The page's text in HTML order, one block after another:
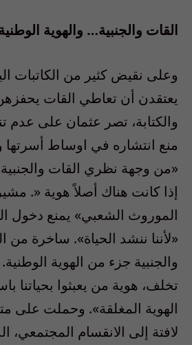
القات والجنبية… والهوية
وعلى نقيض كثير من الكاتبات
يعتقدن أن تعاطي القات
والكتابة، تصر عثمان على عدم
منع انتشاره في اوساط أسرتها
«من وجهة نظري القات والجنبية
إذا كانت هناك أصلاً هوية «.
الموروث الشعبي» يمنع دخول
«لأننا ننشد الحياة». ساخرة من
والجنبية جزء من الهوية
تخلف، هوية من يعبثوا بحياتنا
الهوية المغلقة». وحملت على
لافتة إلى الانقسام